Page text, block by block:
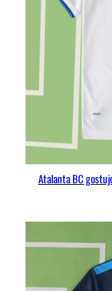
Atalanta BC